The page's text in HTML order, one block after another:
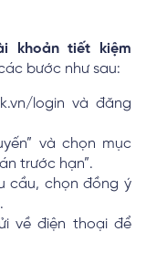
khoản tiết kiệm
bước như sau:
login và đăng
và chọn mục
trước hạn”.
cầu, chọn đồng ý
về điện thoại để